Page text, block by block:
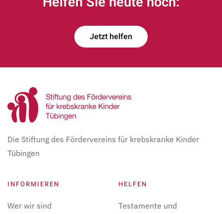
Jetzt helfen
Die Stiftung des Fördervereins für krebskranke Kinder
Tübingen
INFORMIEREN
Wer wir sind
HELFEN
Testamente und